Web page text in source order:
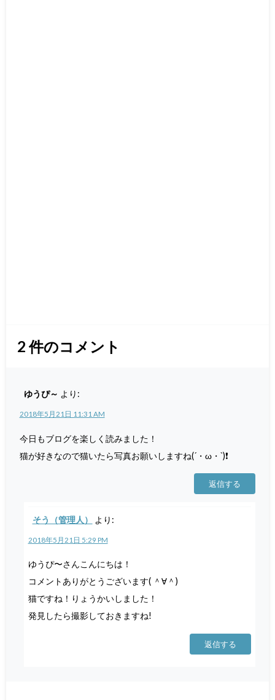
2件のコメント
ゆうぴ～ より:
2018年5月21日 11:31 AM
今日もブログを楽しく読みました！
猫が好きなので猫いたら写真お願いしますね(´・ω・`)❗
返信する
そう（管理人） より:
2018年5月21日 5:29 PM
ゆうぴ〜さんこんにちは！
コメントありがとうございます( ＾∀＾)
猫ですね！りょうかいしました！
発見したら撮影しておきますね!
返信する